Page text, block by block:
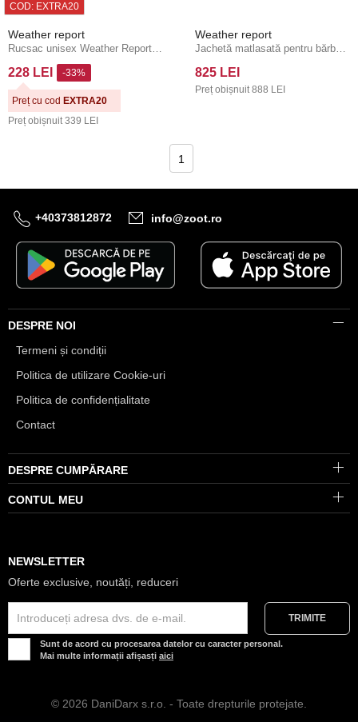
COD: EXTRA20
Weather report
Rucsac unisex Weather Report Bronze PU
228 LEI
Preț obișnuit 339 LEI
-33%
Preț cu cod EXTRA20
Weather report
Jachetă matlasată pentru bărbați Weather Report Quinn M
825 LEI
Preț obișnuit 888 LEI
1
+40373812872 info@zoot.ro
DESPRE NOI
Termeni și condiții
Politica de utilizare Cookie-uri
Politica de confidențialitate
Contact
DESPRE CUMPĂRARE
CONTUL MEU
NEWSLETTER
Oferte exclusive, noutăți, reduceri
Sunt de acord cu procesarea datelor cu caracter personal.
Mai multe informații afișasți aici
© 2026 DaniDarx s.r.o. - Toate drepturile protejate.